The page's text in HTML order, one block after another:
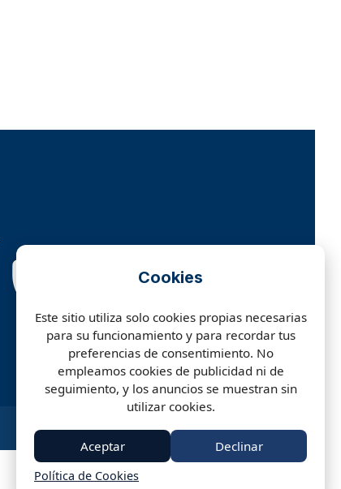
.
Cookies
Este sitio utiliza solo cookies propias necesarias
para su funcionamiento y para recordar tus
preferencias de consentimiento. No
empleamos cookies de publicidad ni de
seguimiento, y los anuncios se muestran sin
utilizar cookies.
Aceptar Declinar
Política de Cookies